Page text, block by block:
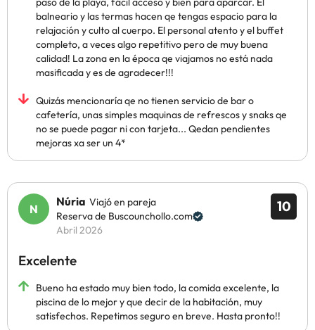
balneario y las termas hacen qe tengas espacio para la
relajación y culto al cuerpo. El personal atento y el buffet
completo, a veces algo repetitivo pero de muy buena
calidad! La zona en la época qe viajamos no está nada
masificada y es de agradecer!!!
Quizás mencionaría qe no tienen servicio de bar o
cafetería, unas simples maquinas de refrescos y snaks qe
no se puede pagar ni con tarjeta... Qedan pendientes
mejoras xa ser un 4*
10
Núria Viajó en pareja
Reserva de Buscounchollo.com
Abril 2026
Excelente
Bueno ha estado muy bien todo, la comida excelente, la
piscina de lo mejor y que decir de la habitación, muy
satisfechos. Repetimos seguro en breve. Hasta pronto!!